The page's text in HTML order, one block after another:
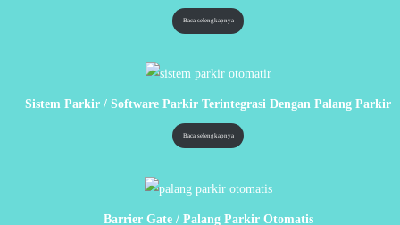
Baca selengkapnya
Sistem Parkir / Software Parkir Terintegrasi Dengan Palang Parkir
Baca selengkapnya
Barrier Gate / Palang Parkir Otomatis